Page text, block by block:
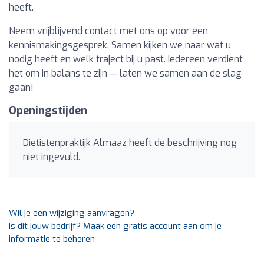
heeft.
Neem vrijblijvend contact met ons op voor een
kennismakingsgesprek. Samen kijken we naar wat u
nodig heeft en welk traject bij u past. Iedereen verdient
het om in balans te zijn — laten we samen aan de slag
gaan!
Openingstijden
Dietistenpraktijk Almaaz heeft de beschrijving nog
niet ingevuld.
Wil je een wijziging aanvragen?
Is dit jouw bedrijf? Maak een gratis account aan om je
informatie te beheren